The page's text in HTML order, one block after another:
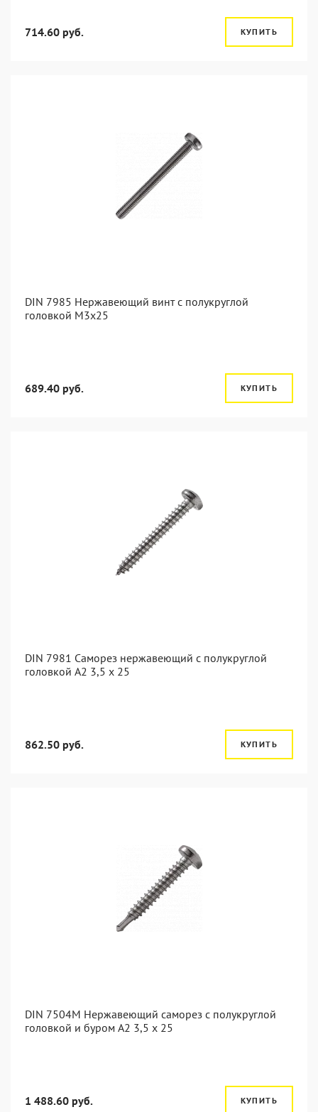
714.60 руб. КУПИТЬ
DIN 7985 Нержавеющий винт с полукруглой
головкой М3х25
689.40 руб. КУПИТЬ
DIN 7981 Саморез нержавеющий с полукруглой
головкой А2 3,5 x 25
862.50 руб. КУПИТЬ
DIN 7504M Нержавеющий саморез с полукруглой
головкой и буром А2 3,5 x 25
1 488.60 руб. КУПИТЬ